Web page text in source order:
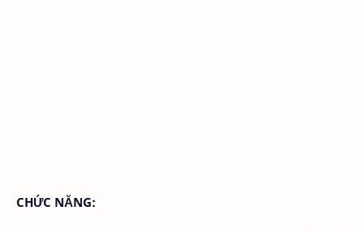
CHỨC NĂNG: